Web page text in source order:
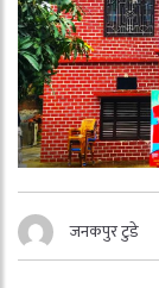
जनकपुर टुडे